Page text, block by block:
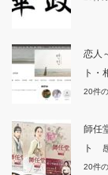
恋人
ト
20件
師任
ト
20件